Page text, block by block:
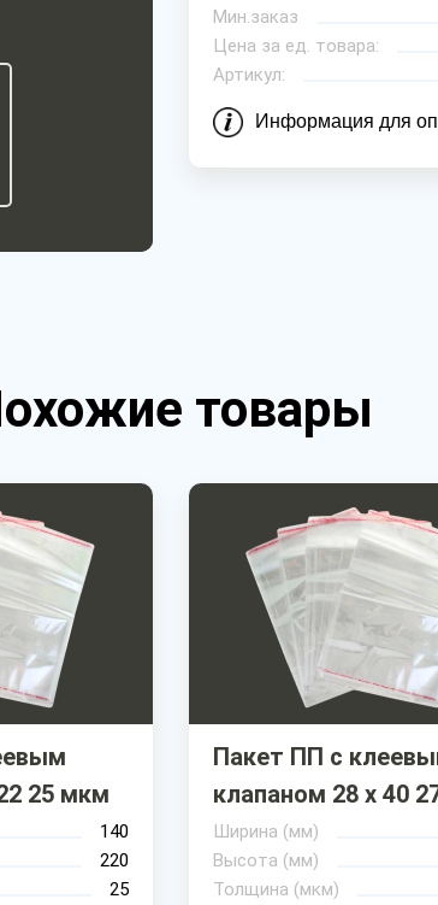
Мин.заказ
Цена за ед. товара:
Артикул:
Информация для
товары
25 мкм
140
220
25
Пакет ПП с
клапаном 28 х 40
Ширина (мм)
Высота (мм)
Толщина (мкм)